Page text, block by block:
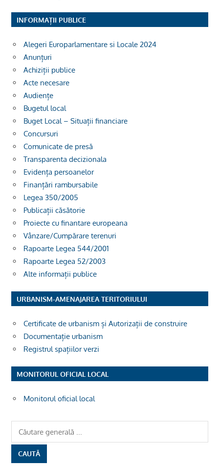
INFORMAȚII PUBLICE
Alegeri Europarlamentare si Locale 2024
Anunțuri
Achiziții publice
Acte necesare
Audiențe
Bugetul local
Buget Local – Situații financiare
Concursuri
Comunicate de presă
Transparenta decizionala
Evidența persoanelor
Finanțări rambursabile
Legea 350/2005
Publicații căsătorie
Proiecte cu finantare europeana
Vânzare/Cumpărare terenuri
Rapoarte Legea 544/2001
Rapoarte Legea 52/2003
Alte informații publice
URBANISM-AMENAJAREA TERITORIULUI
Certificate de urbanism și Autorizații de construire
Documentație urbanism
Registrul spațiilor verzi
MONITORUL OFICIAL LOCAL
Monitorul oficial local